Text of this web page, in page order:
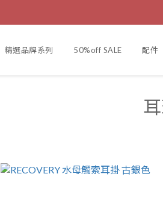
精選品牌系列 50%off SALE 配件